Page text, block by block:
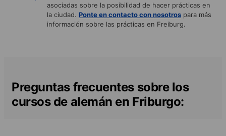
asociadas sobre la posibilidad de hacer prácticas en
la ciudad. Ponte en contacto con nosotros para más
información sobre las prácticas en Freiburg.
Preguntas frecuentes sobre los
cursos de alemán en Friburgo: